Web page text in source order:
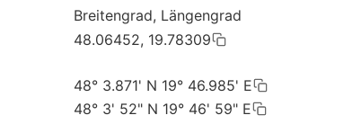
Breitengrad, Längengrad
48.06452, 19.78309
48° 3.871' N 19° 46.985' E
48° 3' 52" N 19° 46' 59" E